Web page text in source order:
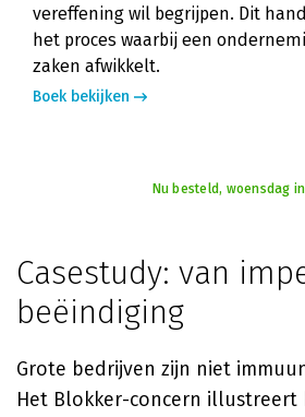
vereffening wil begrijpen. Dit
het proces waarbij een
zaken afwikkelt.
Boek bekijken
Nu besteld, woensdag
Casestudy: van
beëindiging
Grote bedrijven zijn niet
Het Blokker-concern illustreert